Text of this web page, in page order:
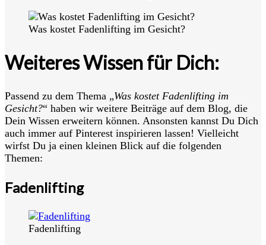
Was kostet Fadenlifting im Gesicht?
Weiteres Wissen für Dich:
Passend zu dem Thema „Was kostet Fadenlifting im
Gesicht?“ haben wir weitere Beiträge auf dem Blog, die
Dein Wissen erweitern können. Ansonsten kannst Du Dich
auch immer auf Pinterest inspirieren lassen! Vielleicht
wirfst Du ja einen kleinen Blick auf die folgenden
Themen:
Fadenlifting
Fadenlifting